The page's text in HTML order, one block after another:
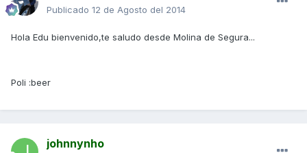
Publicado 12 de Agosto del 2014
Hola Edu bienvenido,te saludo desde Molina de Segura...
Poli :beer
johnnynho